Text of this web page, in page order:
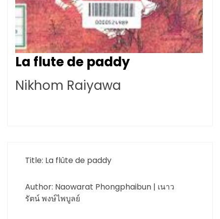
La flute de paddy
Nikhom Raiyawa
Title: La flûte de paddy
Author: Naowarat Phongphaibun | เนาว
รัตน์ พงษ์ไพบูลย์